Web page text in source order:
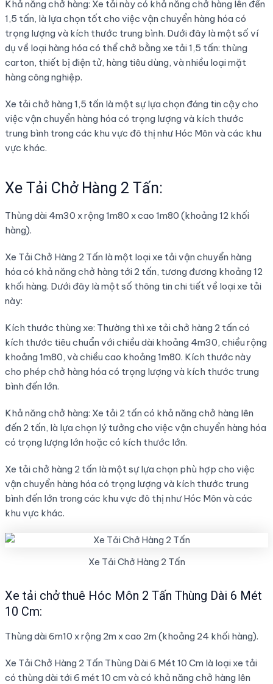
Khả năng chở hàng: Xe tải này có khả năng chở hàng lên đến
1,5 tấn, là lựa chọn tốt cho việc vận chuyển hàng hóa có
trọng lượng và kích thước trung bình. Dưới đây là một số ví
dụ về loại hàng hóa có thể chở bằng xe tải 1,5 tấn: thùng
carton, thiết bị điện tử, hàng tiêu dùng, và nhiều loại mặt
hàng công nghiệp.
Xe tải chở hàng 1,5 tấn là một sự lựa chọn đáng tin cậy cho
việc vận chuyển hàng hóa có trọng lượng và kích thước
trung bình trong các khu vực đô thị như Hóc Môn và các khu
vực khác.
Xe Tải Chở Hàng 2 Tấn:
Thùng dài 4m30 x rộng 1m80 x cao 1m80 (khoảng 12 khối
hàng).
Xe Tải Chở Hàng 2 Tấn là một loại xe tải vận chuyển hàng
hóa có khả năng chở hàng tới 2 tấn, tương đương khoảng 12
khối hàng. Dưới đây là một số thông tin chi tiết về loại xe tải
này:
Kích thước thùng xe: Thường thì xe tải chở hàng 2 tấn có
kích thước tiêu chuẩn với chiều dài khoảng 4m30, chiều rộng
khoảng 1m80, và chiều cao khoảng 1m80. Kích thước này
cho phép chở hàng hóa có trọng lượng và kích thước trung
bình đến lớn.
Khả năng chở hàng: Xe tải 2 tấn có khả năng chở hàng lên
đến 2 tấn, là lựa chọn lý tưởng cho việc vận chuyển hàng hóa
có trọng lượng lớn hoặc có kích thước lớn.
Xe tải chở hàng 2 tấn là một sự lựa chọn phù hợp cho việc
vận chuyển hàng hóa có trọng lượng và kích thước trung
bình đến lớn trong các khu vực đô thị như Hóc Môn và các
khu vực khác.
Xe Tải Chở Hàng 2 Tấn
Xe tải chở thuê Hóc Môn 2 Tấn Thùng Dài 6 Mét
10 Cm:
Thùng dài 6m10 x rộng 2m x cao 2m (khoảng 24 khối hàng).
Xe Tải Chở Hàng 2 Tấn Thùng Dài 6 Mét 10 Cm là loại xe tải
có thùng dài tới 6 mét 10 cm và có khả năng chở hàng lên